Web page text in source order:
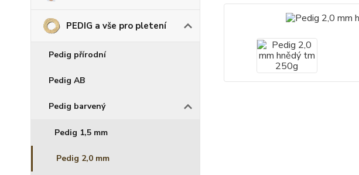
PEDIG a vše pro pletení
Pedig přírodní
Pedig AB
Pedig barvený
Pedig 1,5 mm
Pedig 2,0 mm